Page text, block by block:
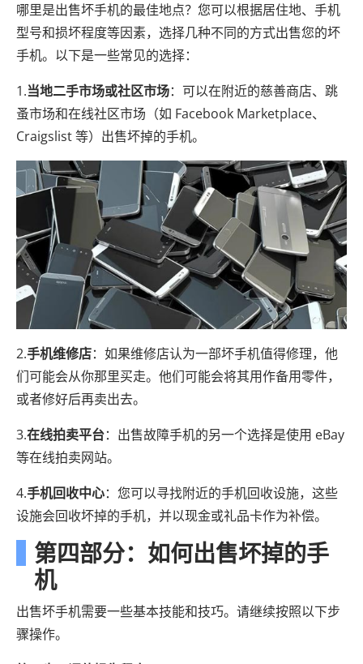
哪里是出售坏手机的最佳地点？您可以根据居住地、手机
型号和损坏程度等因素，选择几种不同的方式出售您的坏
手机。以下是一些常见的选择：
1.当地二手市场或社区市场：可以在附近的慈善商店、跳
蚤市场和在线社区市场（如 Facebook Marketplace、
Craigslist 等）出售坏掉的手机。
2.手机维修店：如果维修店认为一部坏手机值得修理，他
们可能会从你那里买走。他们可能会将其用作备用零件，
或者修好后再卖出去。
3.在线拍卖平台：出售故障手机的另一个选择是使用 eBay
等在线拍卖网站。
4.手机回收中心：您可以寻找附近的手机回收设施，这些
设施会回收坏掉的手机，并以现金或礼品卡作为补偿。
第四部分：如何出售坏掉的手
机
出售坏手机需要一些基本技能和技巧。请继续按照以下步
骤操作。